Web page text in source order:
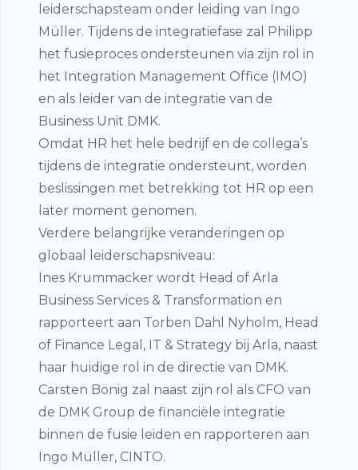
leiderschapsteam onder leiding van Ingo
Müller. Tijdens de integratiefase zal Philipp
het fusieproces ondersteunen via zijn rol in
het Integration Management Office (IMO)
en als leider van de integratie van de
Business Unit DMK.
Omdat HR het hele bedrijf en de collega’s
tijdens de integratie ondersteunt, worden
beslissingen met betrekking tot HR op een
later moment genomen.
Verdere belangrijke veranderingen op
globaal leiderschapsniveau:
Ines Krummacker wordt Head of Arla
Business Services & Transformation en
rapporteert aan Torben Dahl Nyholm, Head
of Finance Legal, IT & Strategy bij Arla, naast
haar huidige rol in de directie van DMK.
Carsten Bönig zal naast zijn rol als CFO van
de DMK Group de financiële integratie
binnen de fusie leiden en rapporteren aan
Ingo Müller, CINTO.